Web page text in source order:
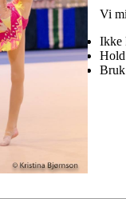
Vi
Ikke
Hold
Bruk